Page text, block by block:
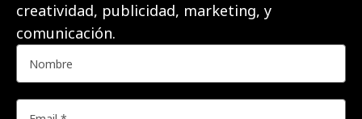
creatividad, publicidad, marketing, y
comunicación.